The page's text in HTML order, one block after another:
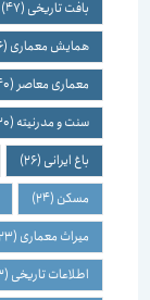
بافت تاریخی(47)
همایش معماری(46)
معماری معاصر(40)
سنت و مدرنیته(30)
باغ ایرانی(26)
مسکن(24)
میراث معماری(23)
اطلاعات تاریخی(23)